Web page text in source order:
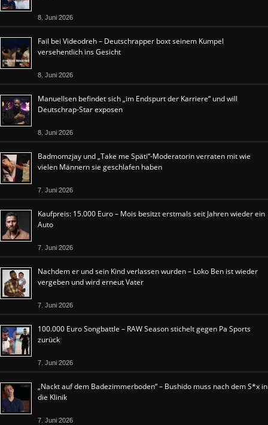
8. Juni 2026
Fail bei Videodreh – Deutschrapper boxt seinem Kumpel
versehentlich ins Gesicht
8. Juni 2026
Manuellsen befindet sich „im Endspurt der Karriere“ und will
Deutschrap-Star exposen
8. Juni 2026
Badmomzjay und „Take me Späti“-Moderatorin verraten mit wie
vielen Männern sie geschlafen haben
7. Juni 2026
Kaufpreis: 15.000 Euro – Mois besitzt erstmals seit Jahren wieder ein
Auto
7. Juni 2026
Nachdem er und sein Kind verlassen wurden – Loko Ben ist wieder
vergeben und wird erneut Vater
7. Juni 2026
100.000 Euro Songbattle – RAW Season stichelt gegen Pa Sports
zurück
7. Juni 2026
„Nackt auf dem Badezimmerboden“ – Bushido muss nach dem S*x in
die Klinik
7. Juni 2026